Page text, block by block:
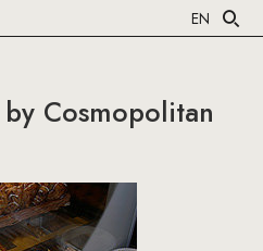
EN
Cosmopolitan